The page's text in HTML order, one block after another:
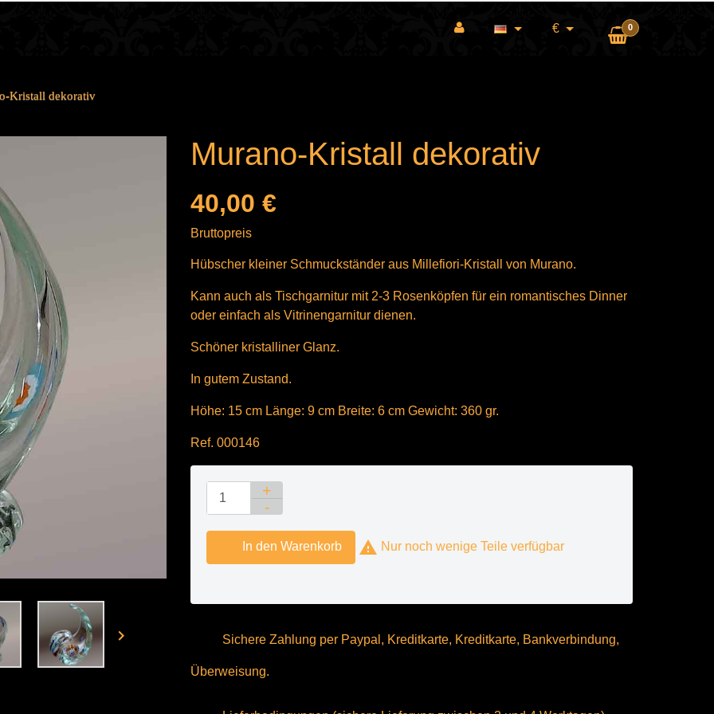
0
€
Kristall dekorativ

Murano-Kristall dekorativ
40,00 €
Bruttopreis
Hübscher kleiner Schmuckständer aus Millefiori-Kristall von Murano.
Kann auch als Tischgarnitur mit 2-3 Rosenköpfen für ein romantisches Dinner
oder einfach als Vitrinengarnitur dienen.
Schöner kristalliner Glanz.
In gutem Zustand.
Höhe: 15 cm Länge: 9 cm Breite: 6 cm Gewicht: 360 gr.
Ref. 000146
In den Warenkorb  Nur noch wenige Teile verfügbar
Sichere Zahlung per Paypal, Kreditkarte, Kreditkarte, Bankverbindung,
Überweisung.